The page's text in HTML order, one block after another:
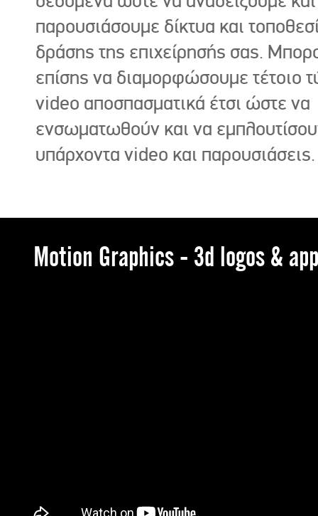
παρουσιάσουμε δίκτυα και
δράσης της επιχείρησής σας.
επίσης να διαμορφώσουμε τέτοιο
video αποσπασματικά έτσι ώστε να
ενσωματωθούν και να
υπάρχοντα video και παρουσιάσεις.
Motion Graphics - 3d logos &